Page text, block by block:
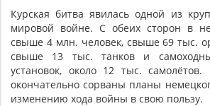
Курская битва явилась одной из
мировой войне. С обеих сторон в
свыше 4 млн. человек, свыше 69 тыс.
свыше 13 тыс. танков и
установок, около 12 тыс.
окончательно сорваны планы
изменению хода войны в свою пользу.